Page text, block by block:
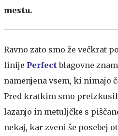
mestu.
Ravno zato smo že večkrat
linije Perfect blagovne
namenjena vsem, ki nimajo
Pred kratkim smo
lazanjo in metuljčke s
nekaj, kar zveni še posebej